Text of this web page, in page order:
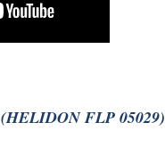
FLP 05029)